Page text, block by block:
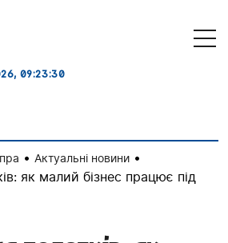
, 09:23:31
• Актуальні новини •
як малий бізнес працює під